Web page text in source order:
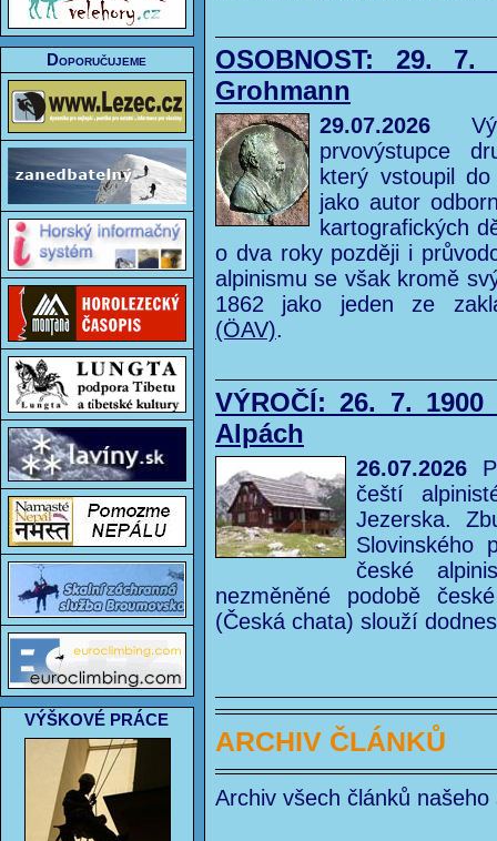
Doporučujeme
VÝŠKOVÉ PRÁCE
OSOBNOST: 29.
Grohmann
29.07.2026
prvovýstupce
který vstoupil
jako autor
kartografických
o dva roky později i
alpinismu se však kromě
1862 jako jeden ze
(ÖAV).
VÝROČÍ: 26. 7.
Alpách
26.07.2026
čeští
Jezerska.
Slovinského
české
nezměněné podobě
(Česká chata) slouží
ARCHIV ČLÁNKŮ
Archiv všech článků